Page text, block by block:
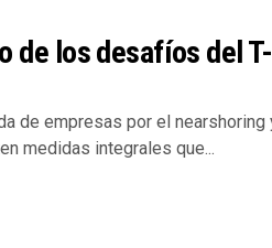
de los desafíos del T-
de empresas por el nearshoring
medidas integrales que...